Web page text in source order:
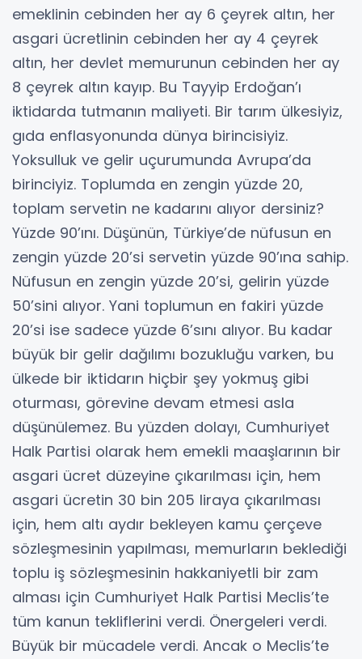
emeklinin cebinden her ay 6 çeyrek altın, her
asgari ücretlinin cebinden her ay 4 çeyrek
altın, her devlet memurunun cebinden her ay
8 çeyrek altın kayıp. Bu Tayyip Erdoğan’ı
iktidarda tutmanın maliyeti. Bir tarım ülkesiyiz,
gıda enflasyonunda dünya birincisiyiz.
Yoksulluk ve gelir uçurumunda Avrupa’da
birinciyiz. Toplumda en zengin yüzde 20,
toplam servetin ne kadarını alıyor dersiniz?
Yüzde 90’ını. Düşünün, Türkiye’de nüfusun en
zengin yüzde 20’si servetin yüzde 90’ına sahip.
Nüfusun en zengin yüzde 20’si, gelirin yüzde
50’sini alıyor. Yani toplumun en fakiri yüzde
20’si ise sadece yüzde 6’sını alıyor. Bu kadar
büyük bir gelir dağılımı bozukluğu varken, bu
ülkede bir iktidarın hiçbir şey yokmuş gibi
oturması, görevine devam etmesi asla
düşünülemez. Bu yüzden dolayı, Cumhuriyet
Halk Partisi olarak hem emekli maaşlarının bir
asgari ücret düzeyine çıkarılması için, hem
asgari ücretin 30 bin 205 liraya çıkarılması
için, hem altı aydır bekleyen kamu çerçeve
sözleşmesinin yapılması, memurların beklediği
toplu iş sözleşmesinin hakkaniyetli bir zam
alması için Cumhuriyet Halk Partisi Meclis’te
tüm kanun tekliflerini verdi. Önergeleri verdi.
Büyük bir mücadele verdi. Ancak o Meclis’te